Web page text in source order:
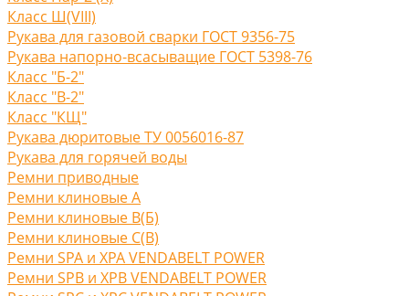
Класс Ш(VIII)
Рукава для газовой сварки ГОСТ 9356-75
Рукава напорно-всасыващие ГОСТ 5398-76
Класс "Б-2"
Класс "В-2"
Класс "КЩ"
Рукава дюритовые ТУ 0056016-87
Рукава для горячей воды
Ремни приводные
Ремни клиновые A
Ремни клиновые В(Б)
Ремни клиновые С(B)
Ремни SPA и XPA VENDABELT POWER
Ремни SPB и XPB VENDABELT POWER